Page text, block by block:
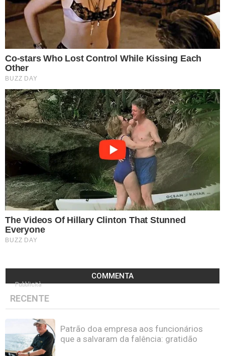
COMMENTA
Pubblicità
RECENTE
Patrão doa empresa aos funcionários
que a salvaram da falência: gratidão